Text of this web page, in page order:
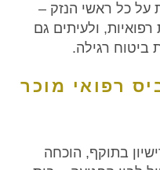
על כל ראשי הנזק –
ולעיתים גם
ביטוח רגילה.
רפואי מוכר
בתוקף, הוכחה